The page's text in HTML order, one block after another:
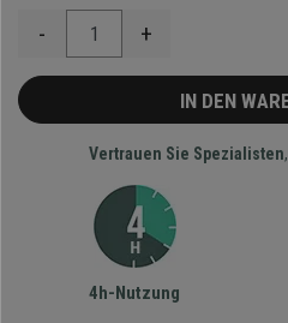
- +
IN DEN
Vertrauen Sie Spezialisten
4h-Nutzung